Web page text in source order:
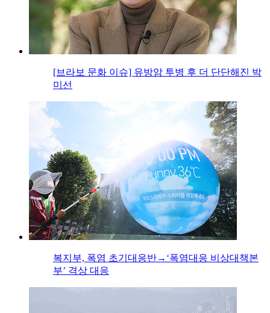
[브라보 문화 이슈] 유방암 투병 후 더 단단해진 박
미선
복지부, 폭염 초기대응반→‘폭염대응 비상대책본
부’ 격상 대응